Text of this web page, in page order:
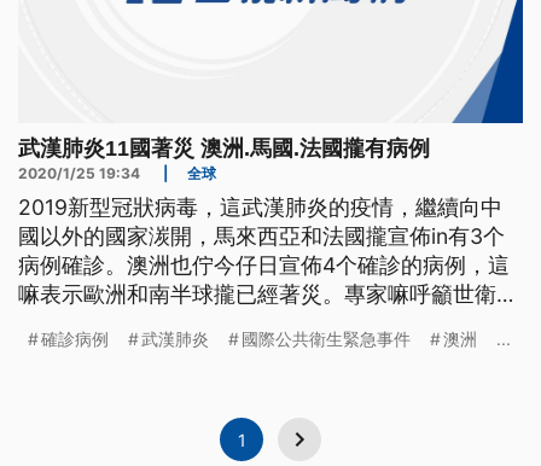
武漢肺炎11國著災 澳洲.馬國.法國攏有病例
2020/1/25 19:34 全球
2019新型冠狀病毒，這武漢肺炎的疫情，繼續向中
國以外的國家湠開，馬來西亞和法國攏宣佈in有3个
病例確診。澳洲也佇今仔日宣佈4个確診的病例，這
嘛表示歐洲和南半球攏已經著災。專家嘛呼籲世衛組
事件」。 儘管澳洲雪梨的唐人街，25號依舊照常慶
病前兩個星期，曾去過中
確診病例 武漢肺炎 國際公共衛生緊急事件 澳洲 ...
1